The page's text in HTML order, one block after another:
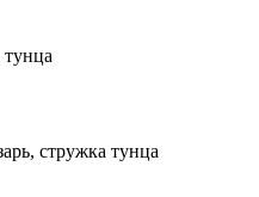
стружка тунца